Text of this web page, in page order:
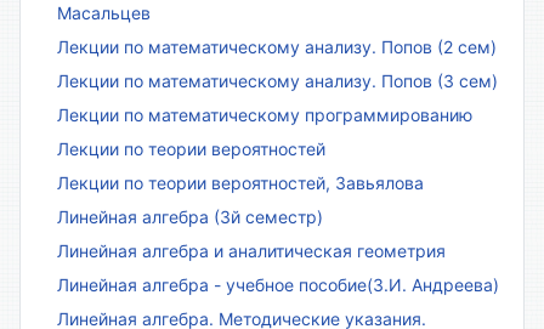
Масальцев
Лекции по математическому анализу. Попов (2 сем)
Лекции по математическому анализу. Попов (3 сем)
Лекции по математическому программированию
Лекции по теории вероятностей
Лекции по теории вероятностей, Завьялова
Линейная алгебра (3й семестр)
Линейная алгебра и аналитическая геометрия
Линейная алгебра - учебное пособие(З.И. Андреева)
Линейная алгебра. Методические указания.